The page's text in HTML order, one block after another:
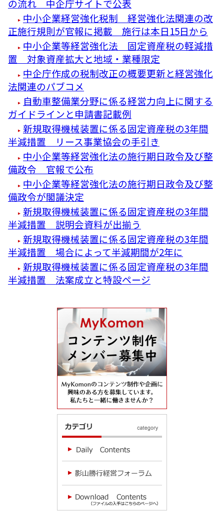
の流れ 中企庁サイトで公表
中小企業経営強化税制 経営強化法関連の改
正施行規則が官報に掲載 施行は本日15日から
中小企業等経営強化法 固定資産税の軽減措
置 対象資産拡大と地域・業種限定
中企庁作成の税制改正の概要更新と経営強化
法関連のパブコメ
自動車整備業分野に係る経営力向上に関する
ガイドラインと申請書記載例
新規取得機械装置に係る固定資産税の3年間
半減措置 リース事業協会の手引き
中小企業等経営強化法の施行期日政令及び整
備政令 官報で公布
中小企業等経営強化法の施行期日政令及び整
備政令が閣議決定
新規取得機械装置に係る固定資産税の3年間
半減措置 説明会資料が出揃う
新規取得機械装置に係る固定資産税の3年間
半減措置 場合によって半減期間が2年に
新規取得機械装置に係る固定資産税の3年間
半減措置 法案成立と特設ページ